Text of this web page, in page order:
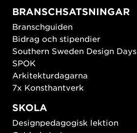
BRANSCHSATSNINGAR
Branschguiden
Bidrag och stipendier
Southern Sweden Design Days
SPOK
Arkitekturdagarna
7x Konsthantverk
SKOLA
Designpedagogisk lektion